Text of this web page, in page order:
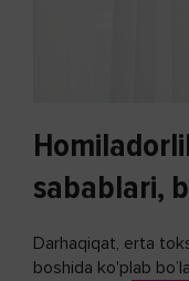
sabablari,
Darhaqiqat, erta
boshida ko'plab